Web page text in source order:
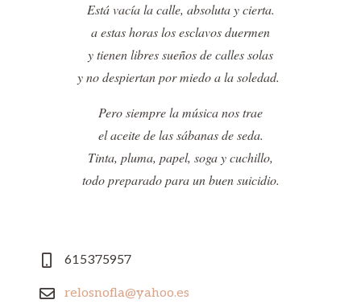
Está vacía la calle, absoluta y cierta.
a estas horas los esclavos duermen
y tienen libres sueños de calles solas
y no despiertan por miedo a la soledad.
Pero siempre la música nos trae
el aceite de las sábanas de seda.
Tinta, pluma, papel, soga y cuchillo,
todo preparado para un buen suicidio.
615375957
relosnofla@yahoo.es